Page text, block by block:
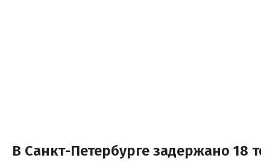
В Санкт-Петербурге задержано 18